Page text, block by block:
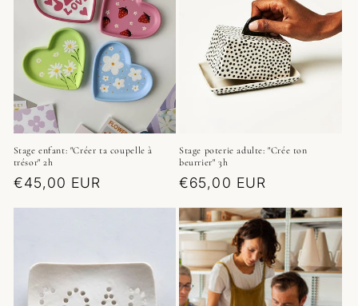
Stage enfant: "Créer ta coupelle à
trésor" 2h
Prix
€45,00 EUR
Stage poterie adulte: "Crée ton
beurrier" 3h
Prix
€65,00 EUR